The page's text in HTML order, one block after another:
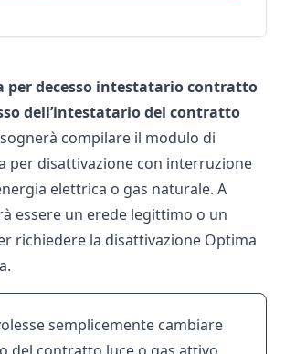
per decesso intestatario contratto
dell’intestatario del contratto
compilare il modulo di
per disattivazione con interruzione
elettrica o gas naturale. A
essere un erede legittimo o un
richiedere la disattivazione Optima
semplicemente cambiare